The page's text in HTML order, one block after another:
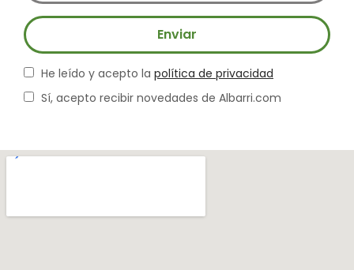
Enviar
He leído y acepto la política de privacidad
Sí, acepto recibir novedades de Albarri.com